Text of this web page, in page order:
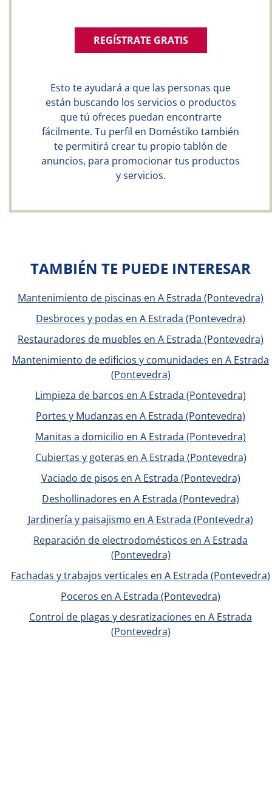
REGÍSTRATE GRATIS
Esto te ayudará a que las personas que
están buscando los servicios o productos
que tú ofreces puedan encontrarte
fácilmente. Tu perfil en Doméstiko también
te permitirá crear tu propio tablón de
anuncios, para promocionar tus productos
y servicios.
TAMBIÉN TE PUEDE INTERESAR
Mantenimiento de piscinas en A Estrada (Pontevedra)
Desbroces y podas en A Estrada (Pontevedra)
Restauradores de muebles en A Estrada (Pontevedra)
Mantenimiento de edificios y comunidades en A Estrada
(Pontevedra)
Limpieza de barcos en A Estrada (Pontevedra)
Portes y Mudanzas en A Estrada (Pontevedra)
Manitas a domicilio en A Estrada (Pontevedra)
Cubiertas y goteras en A Estrada (Pontevedra)
Vaciado de pisos en A Estrada (Pontevedra)
Deshollinadores en A Estrada (Pontevedra)
Jardinería y paisajismo en A Estrada (Pontevedra)
Reparación de electrodomésticos en A Estrada
(Pontevedra)
Fachadas y trabajos verticales en A Estrada (Pontevedra)
Poceros en A Estrada (Pontevedra)
Control de plagas y desratizaciones en A Estrada
(Pontevedra)